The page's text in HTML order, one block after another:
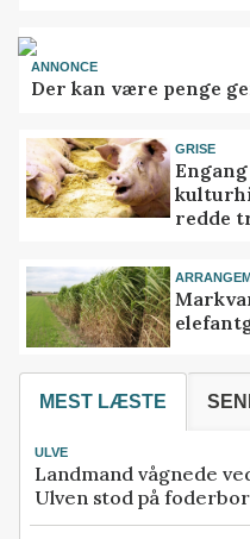
ANNONCE
Der kan være penge
GRISE
redde
MEST LÆSTE
ULVE
Landmand vågnede
Ulven stod på